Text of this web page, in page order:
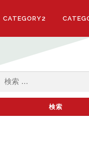
CATEGORY2
検索: